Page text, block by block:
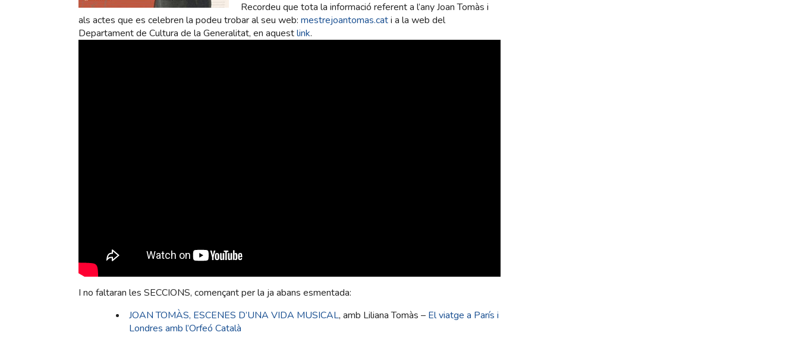
Recordeu que tota la informació referent a l’any Joan Tomàs i
als actes que es celebren la podeu trobar al seu web: mestrejoantomas.cati a la web del
Departament de Cultura de la Generalitat, en aquestlink.
I no faltaran les SECCIONS, començant per la ja abans esmentada:
JOAN TOMÀS, ESCENES D’UNA VIDA MUSICAL, amb Liliana Tomàs – El viatge a París i
Londres amb l’Orfeó Català